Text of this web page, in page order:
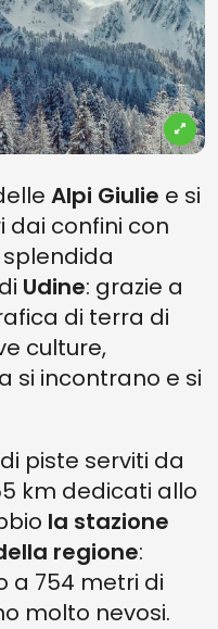
Alpi Giulie e si
dai confini con
Udine: grazie a
di terra di
culture,
si incontrano e si
piste serviti da
km dedicati allo
la stazione
regione:
a 754 metri di
molto nevosi.